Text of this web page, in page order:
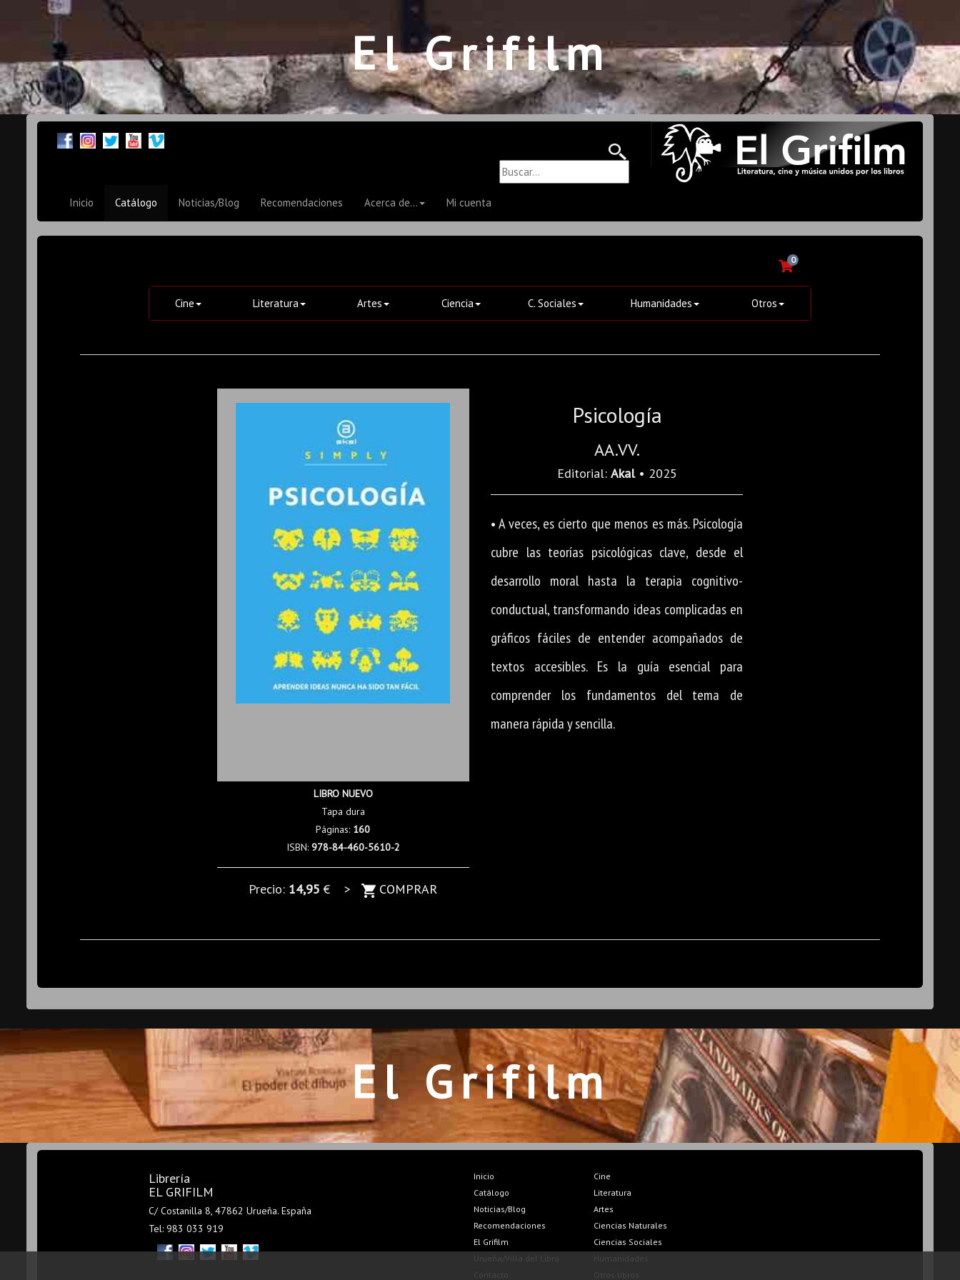
El Grifilm
Inicio Catálogo Noticias/Blog Recomendaciones Acerca de... Mi cuenta
0
Cine Literatura Artes Ciencia C. Sociales Humanidades Otros
LIBRO NUEVO
Tapa dura
Páginas: 160
ISBN: 978-84-460-5610-2
Precio: 14,95 € > COMPRAR
Psicología
AA.VV.
Editorial: Akal• 2025
• A veces, es cierto que menos es más. Psicología
cubre las teorías psicológicas clave, desde el
desarrollo moral hasta la terapia cognitivo-
conductual, transformando ideas complicadas en
gráficos fáciles de entender acompañados de
textos accesibles. Es la guía esencial para
comprender los fundamentos del tema de
manera rápida y sencilla.
El Grifilm
Librería
EL GRIFILM
C/ Costanilla 8, 47862 Urueña. España
Tel: 983 033 919
Inicio
Catálogo
Noticias/Blog
Recomendaciones
El Grifilm
Urueña/Villa del Libro
Contacto
Cine
Literatura
Artes
Ciencias Naturales
Ciencias Sociales
Humanidades
Otros libros